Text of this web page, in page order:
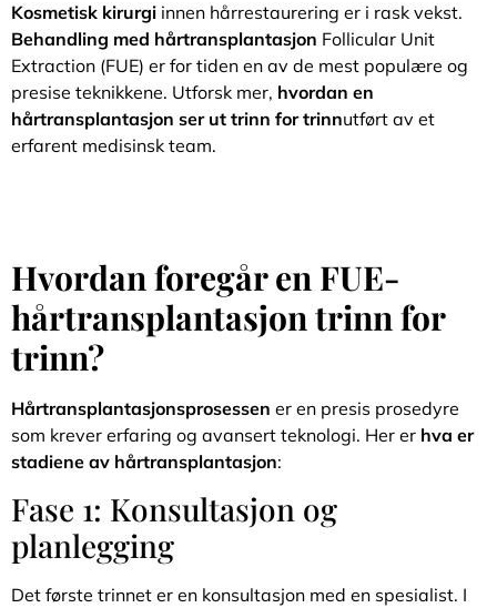
Kosmetisk kirurgi innen hårrestaurering er i rask vekst.
Behandling med hårtransplantasjon Follicular Unit
Extraction (FUE) er for tiden en av de mest populære og
presise teknikkene. Utforsk mer, hvordan en
hårtransplantasjon ser ut trinn for trinnutført av et
erfarent medisinsk team.
Hvordan foregår en FUE-
hårtransplantasjon trinn for
trinn?
Hårtransplantasjonsprosessen er en presis prosedyre
som krever erfaring og avansert teknologi. Her er hva er
stadiene av hårtransplantasjon:
Fase 1: Konsultasjon og
planlegging
Det første trinnet er en konsultasjon med en spesialist. I